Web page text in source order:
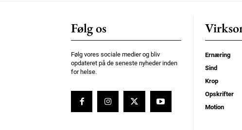
Følg os
Følg vores sociale medier og bliv
opdateret på de seneste nyheder inden
for helse.
Ernæring
Sind
Krop
Opskrifter
Motion